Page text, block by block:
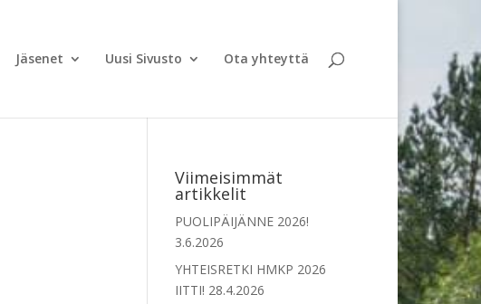
Jäsenet Uusi Sivusto Ota yhteyttä
Viimeisimmät
artikkelit
PUOLIPÄIJÄNNE 2026!
3.6.2026
YHTEISRETKI HMKP 2026
IITTI! 28.4.2026